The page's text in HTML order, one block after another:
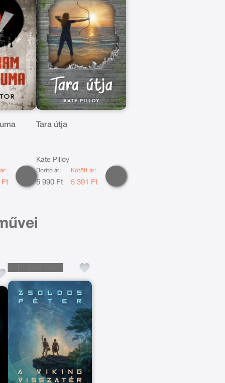
Ft
Tara útja
Kate Pilloy
Borító ár:
5 990 Ft
Kötött ár:
5 391 Ft